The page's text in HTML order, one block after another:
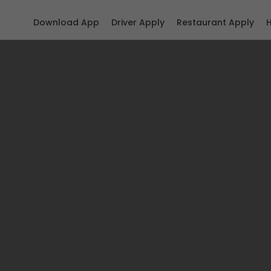
Restaurant Apply
Driver Apply
Download App